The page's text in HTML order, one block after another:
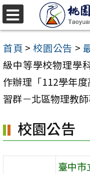
跳
至
主
要
內
容
首頁 > 校園公告 >
級中等學校物理學
作辦理「112學年
習群－北區物理教師
校園公告
臺中市
選
單